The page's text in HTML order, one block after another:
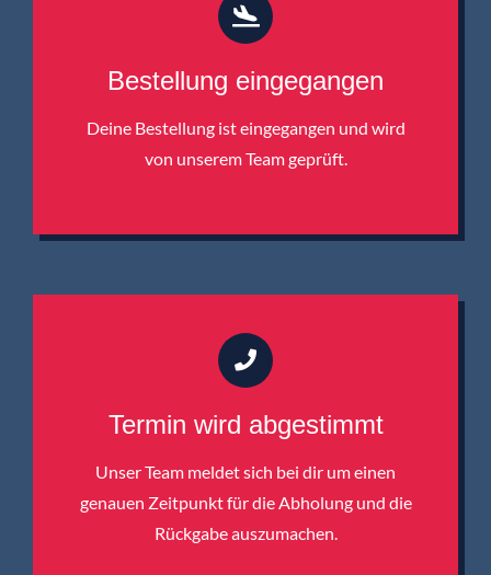
Bestellung eingegangen
Deine Bestellung ist eingegangen und wird
von unserem Team geprüft.
Termin wird abgestimmt
Unser Team meldet sich bei dir um einen
genauen Zeitpunkt für die Abholung und die
Rückgabe auszumachen.